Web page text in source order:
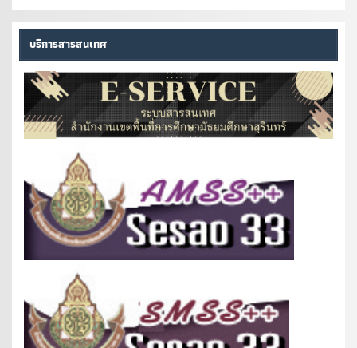
บริการสารสนเทศ